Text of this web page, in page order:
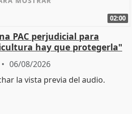
02:00
PAC perjudicial para
hay que protegerla"
06/08/2026